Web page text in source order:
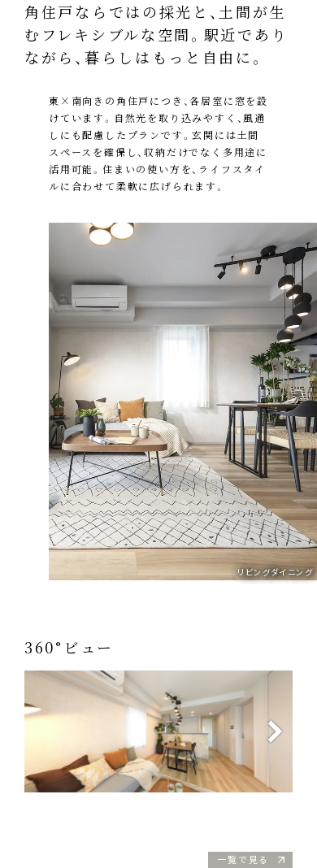
角住戸ならではの採光と、土間が生
むフレキシブルな空間。駅近であり
ながら、暮らしはもっと自由に。
東×南向きの角住戸につき、各居室に窓を設
けています。自然光を取り込みやすく、風通
しにも配慮したプランです。玄関には土間
スペースを確保し、収納だけでなく多用途に
活用可能。住まいの使い方を、ライフスタイ
ルに合わせて柔軟に広げられます。
リビングダイニング
360°ビュー
一覧で見る